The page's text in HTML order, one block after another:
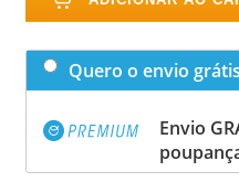
Quero o envio
Envio